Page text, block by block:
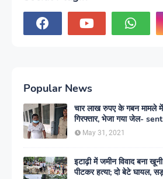
Popular News
चार लाख रुपए के गबन मामले
गिरफ्तार, भेजा गया जेल-
May 31, 2021
इटाढ़ी में जमीन विवाद बना
पीटकर हत्या; दो बेटे घायल,